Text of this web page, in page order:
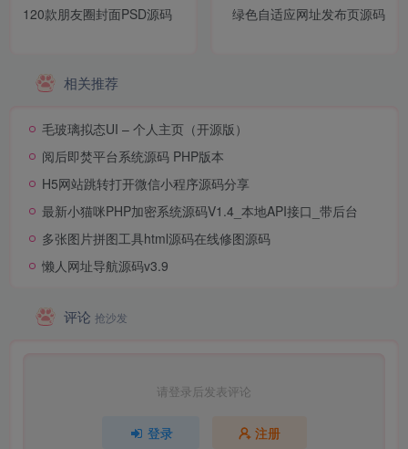
120款朋友圈封面PSD源码
绿色自适应网址发布页源码
相关推荐
毛玻璃拟态UI – 个人主页（开源版）
阅后即焚平台系统源码 PHP版本
H5网站跳转打开微信小程序源码分享
最新小猫咪PHP加密系统源码V1.4_本地API接口_带后台
多张图片拼图工具html源码在线修图源码
懒人网址导航源码v3.9
评论 抢沙发
请登录后发表评论
登录 注册